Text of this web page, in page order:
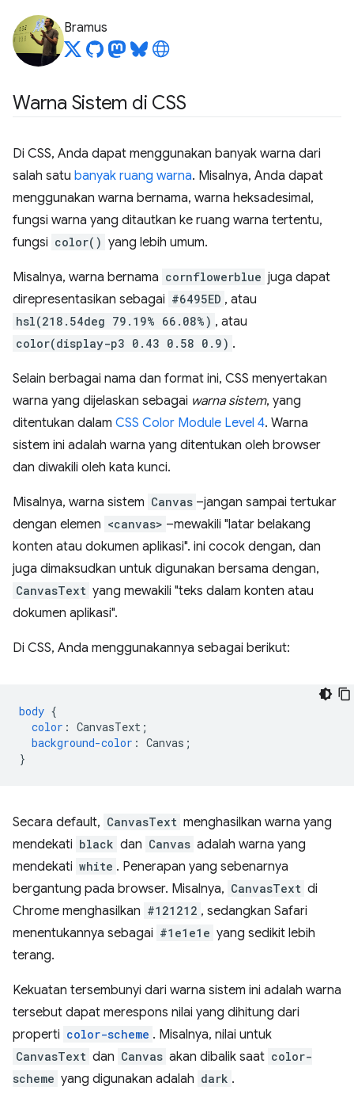
Bramus
Warna Sistem di CSS
Di CSS, Anda dapat menggunakan banyak warna dari
salah satu banyak ruang warna. Misalnya, Anda dapat
menggunakan warna bernama, warna heksadesimal,
fungsi warna yang ditautkan ke ruang warna tertentu,
fungsi color() yang lebih umum.
Misalnya, warna bernama cornflowerblue juga dapat
direpresentasikan sebagai #6495ED , atau
hsl(218.54deg 79.19% 66.08%) , atau
color(display-p3 0.43 0.58 0.9) .
Selain berbagai nama dan format ini, CSS menyertakan
warna yang dijelaskan sebagai warna sistem, yang
ditentukan dalam CSS Color Module Level 4. Warna
sistem ini adalah warna yang ditentukan oleh browser
dan diwakili oleh kata kunci.
Misalnya, warna sistem Canvas –jangan sampai tertukar
dengan elemen <canvas> –mewakili "latar belakang
konten atau dokumen aplikasi". ini cocok dengan, dan
juga dimaksudkan untuk digunakan bersama dengan,
CanvasText yang mewakili "teks dalam konten atau
dokumen aplikasi".
Di CSS, Anda menggunakannya sebagai berikut:
body {
color : CanvasText ;
background-color : Canvas ;
}
Secara default, CanvasText menghasilkan warna yang
mendekati black dan Canvas adalah warna yang
mendekati white . Penerapan yang sebenarnya
bergantung pada browser. Misalnya, CanvasText di
Chrome menghasilkan #121212 , sedangkan Safari
menentukannya sebagai #1e1e1e yang sedikit lebih
terang.
Kekuatan tersembunyi dari warna sistem ini adalah warna
tersebut dapat merespons nilai yang dihitung dari
properti color-scheme . Misalnya, nilai untuk
CanvasText dan Canvas akan dibalik saat color-
scheme yang digunakan adalah dark .